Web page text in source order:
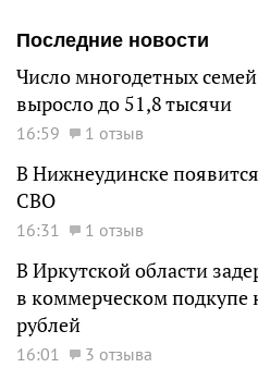
Последние новости
Число многодетных
выросло до 51,8 тысячи
16:59 1 отзыв
В Нижнеудинске
СВО
16:31 1 отзыв
В Иркутской области
в коммерческом подкупе
рублей
16:01 3 отзыва